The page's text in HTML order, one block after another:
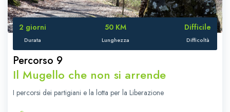
Percorso 9
Il Mugello che non si arrende
Durata
2 giorni
Lunghezza
50 KM
Difficoltà
Difficile
I percorsi dei partigiani e la lotta per la Liberazione